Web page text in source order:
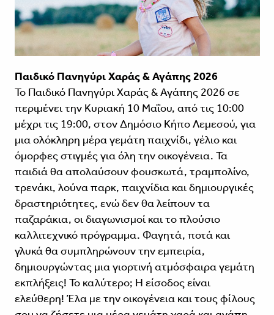
Παιδικό Πανηγύρι Χαράς & Αγάπης 2026
Το Παιδικό Πανηγύρι Χαράς & Αγάπης 2026 σε
περιμένει την Κυριακή 10 Μαΐου, από τις 10:00
μέχρι τις 19:00, στον Δημόσιο Κήπο Λεμεσού, για
μια ολόκληρη μέρα γεμάτη παιχνίδι, γέλιο και
όμορφες στιγμές για όλη την οικογένεια. Τα
παιδιά θα απολαύσουν φουσκωτά, τραμπολίνο,
τρενάκι, λούνα παρκ, παιχνίδια και δημιουργικές
δραστηριότητες, ενώ δεν θα λείπουν τα
παζαράκια, οι διαγωνισμοί και το πλούσιο
καλλιτεχνικό πρόγραμμα. Φαγητά, ποτά και
γλυκά θα συμπληρώνουν την εμπειρία,
δημιουργώντας μια γιορτινή ατμόσφαιρα γεμάτη
εκπλήξεις! Το καλύτερο; Η είσοδος είναι
ελεύθερη! Έλα με την οικογένεια και τους φίλους